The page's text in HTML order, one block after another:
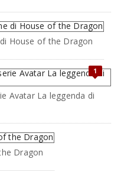
House of the Dragon
1
Avatar La leggenda di
Dragon